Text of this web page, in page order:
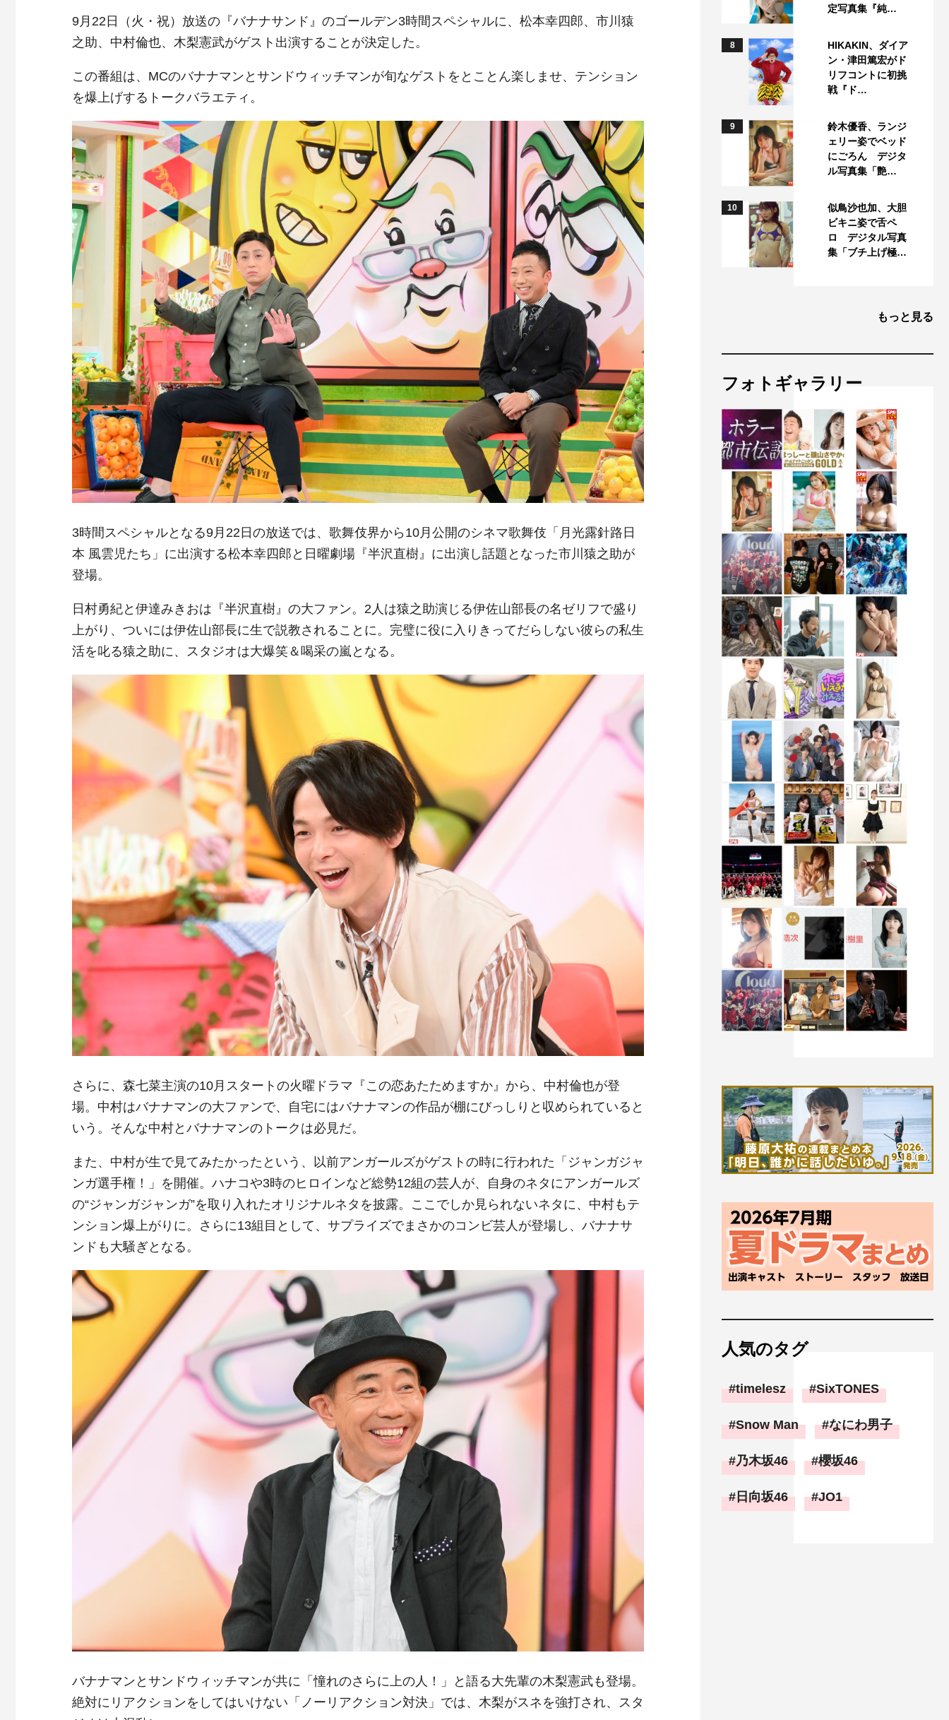
9月22日（火・祝）放送の『バナナサンド』のゴールデン3時間スペシャルに、松本幸四郎、市川猿
之助、中村倫也、木梨憲武がゲスト出演することが決定した。
この番組は、MCのバナナマンとサンドウィッチマンが旬なゲストをとことん楽しませ、テンション
を爆上げするトークバラエティ。
3時間スペシャルとなる9月22日の放送では、歌舞伎界から10月公開のシネマ歌舞伎「月光露針路日
本 風雲児たち」に出演する松本幸四郎と日曜劇場『半沢直樹』に出演し話題となった市川猿之助が
登場。
日村勇紀と伊達みきおは『半沢直樹』の大ファン。2人は猿之助演じる伊佐山部長の名ゼリフで盛り
上がり、ついには伊佐山部長に生で説教されることに。完璧に役に入りきってだらしない彼らの私生
活を叱る猿之助に、スタジオは大爆笑＆喝采の嵐となる。
さらに、森七菜主演の10月スタートの火曜ドラマ『この恋あたためますか』から、中村倫也が登
場。中村はバナナマンの大ファンで、自宅にはバナナマンの作品が棚にびっしりと収められていると
いう。そんな中村とバナナマンのトークは必見だ。
また、中村が生で見てみたかったという、以前アンガールズがゲストの時に行われた「ジャンガジャ
ンガ選手権！」を開催。ハナコや3時のヒロインなど総勢12組の芸人が、自身のネタにアンガールズ
の“ジャンガジャンガ”を取り入れたオリジナルネタを披露。ここでしか見られないネタに、中村もテ
ンション爆上がりに。さらに13組目として、サプライズでまさかのコンビ芸人が登場し、バナナサ
ンドも大騒ぎとなる。
バナナマンとサンドウィッチマンが共に「憧れのさらに上の人！」と語る大先輩の木梨憲武も登場。
絶対にリアクションをしてはいけない「ノーリアクション対決」では、木梨がスネを強打され、スタ
定写真集『純…
8
HIKAKIN、ダイア
ン・津田篤宏がド
リフコントに初挑
戦『ド…
9
鈴木優香、ランジ
ェリー姿でベッド
にごろん デジタ
ル写真集「艶…
10
似鳥沙也加、大胆
ビキニ姿で舌ペ
ロ デジタル写真
集「ブチ上げ極…
もっと見る
フォトギャラリー
人気のタグ
timelesz SixTONES
Snow Man なにわ男子
乃木坂46 櫻坂46
日向坂46 JO1